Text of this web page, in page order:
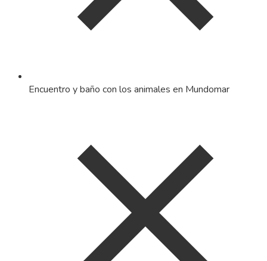
Encuentro y baño con los animales en Mundomar